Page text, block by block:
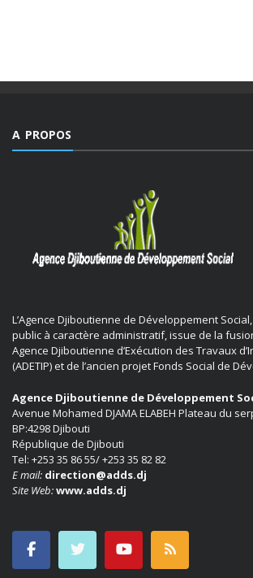
A PROPOS
L’Agence Djiboutienne de Développement
public à caractère administratif, issue de la
Agence Djiboutienne d’Exécution des Travaux
(ADETIP) et de l’ancien projet Fonds Social de
Agence Djiboutienne de Développement
Avenue Mohamed DJAMA ELABEH Plateau du
BP:4298 Djibouti
République de Djibouti
Tel: +253 35 86 55/ +253 35 82 82
E mail: direction@adds.dj
Site Web:www.adds.dj